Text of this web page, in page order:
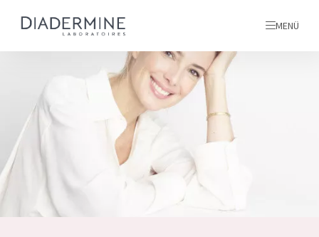
MENÜ
Über uns
Inspiration